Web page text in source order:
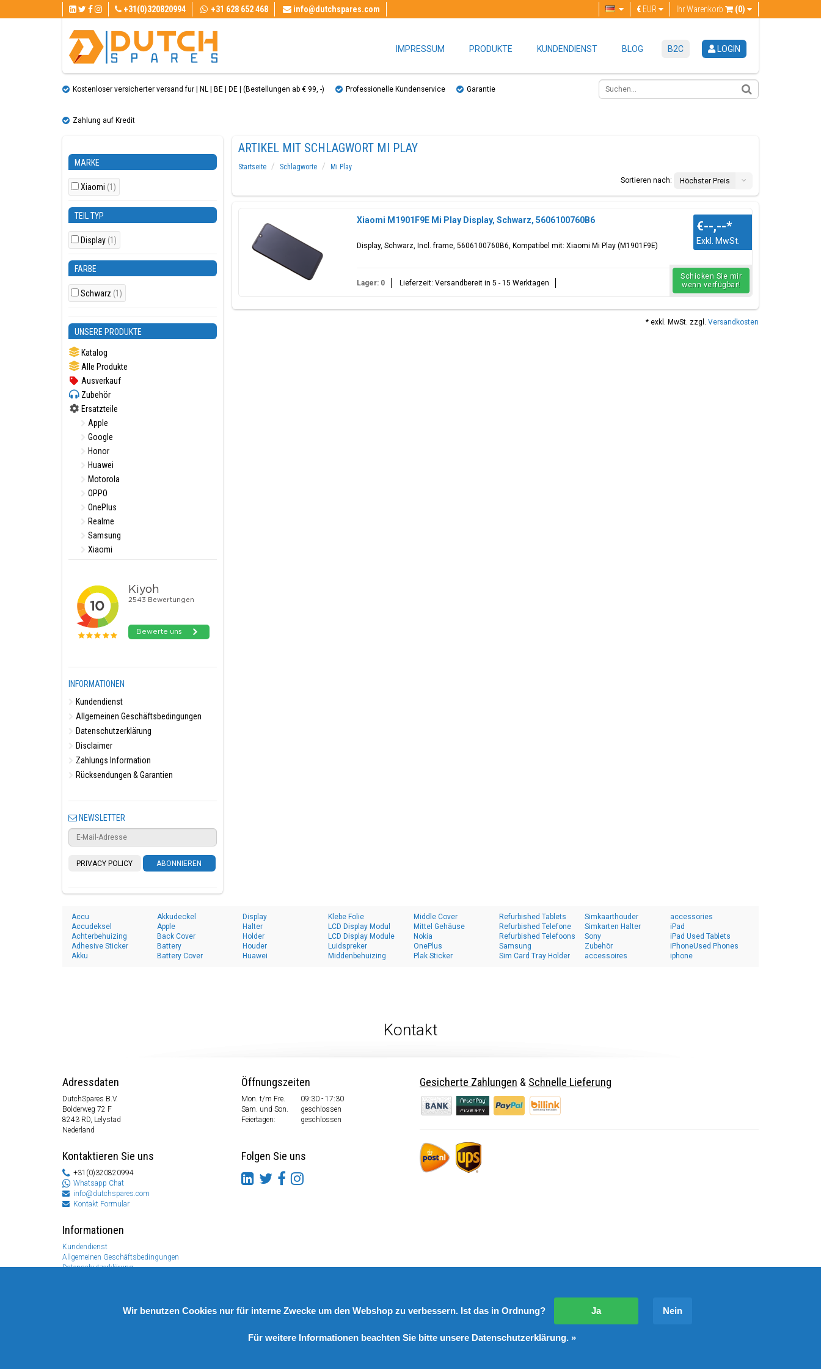
+31(0)320820994 +31 628 652 468 info@dutchspares.com Ihr Warenkorb (0)
€ EUR
IMPRESSUM PRODUKTE KUNDENDIENST BLOG B2C LOGIN
Kostenloser versicherter versand fur | NL | BE | DE | (Bestellungen ab € 99, ​​-) Professionelle Kundenservice Garantie
Zahlung auf Kredit
MARKE
Xiaomi (1)
TEIL TYP
Display (1)
FARBE
Schwarz (1)
UNSERE PRODUKTE
Katalog
Alle Produkte
Ausverkauf
Zubehör
Ersatzteile
Apple
Google
Honor
Huawei
Motorola
OPPO
OnePlus
Realme
Samsung
Xiaomi
INFORMATIONEN
Kundendienst
Allgemeinen Geschäftsbedingungen
Datenschutzerklärung
Disclaimer
Zahlungs Information
Rücksendungen & Garantien
NEWSLETTER
PRIVACY POLICY ABONNIEREN
ARTIKEL MIT SCHLAGWORT MI PLAY
Startseite Schlagworte
Mi Play
Sortieren nach:
Höchster Preis
Xiaomi M1901F9E Mi Play Display, Schwarz, 5606100760B6
Display, Schwarz, Incl. frame, 5606100760B6, Kompatibel mit: Xiaomi Mi Play (M1901F9E)
€--,--*
Exkl. MwSt.
Lager: 0 Lieferzeit: Versandbereit in 5 - 15 Werktagen
Schicken Sie mir
wenn verfügbar!
* exkl. MwSt. zzgl. Versandkosten
Accu
Accudeksel
Achterbehuizing
Adhesive Sticker
Akku
Akkudeckel
Apple
Back Cover
Battery
Battery Cover
Display
Halter
Holder
Houder
Huawei
Klebe Folie
LCD Display Modul
LCD Display Module
Luidspreker
Middenbehuizing
Middle Cover
Mittel Gehäuse
Nokia
OnePlus
Plak Sticker
Refurbished Tablets
Refurbished Telefone
Refurbished Telefoons
Samsung
Sim Card Tray Holder
Simkaarthouder
Simkarten Halter
Sony
Zubehör
accessoires
accessories
iPad
iPad Used Tablets
iPhoneUsed Phones
iphone
Kontakt
Adressdaten
DutchSpares B.V.
Bolderweg 72 F
8243 RD, Lelystad
Nederland
Kontaktieren Sie uns
+31(0)320820994
Whatsapp Chat
info@dutchspares.com
Kontakt Formular
Informationen
Kundendienst
Allgemeinen Geschäftsbedingungen
Datenschutzerklärung
Öffnungszeiten
Mon. t/m Fre.
09:30 - 17:30
Sam. und Son.
geschlossen
Feiertagen:
geschlossen
Folgen Sie uns
Gesicherte Zahlungen & Schnelle Lieferung
© Copyright 2026 DutchSpares B.V. - Design byWebdinge.nl
Wir benutzen Cookies nur für interne Zwecke um den Webshop zu verbessern. Ist das in Ordnung? Ja Nein
Für weitere Informationen beachten Sie bitte unsere Datenschutzerklärung. »